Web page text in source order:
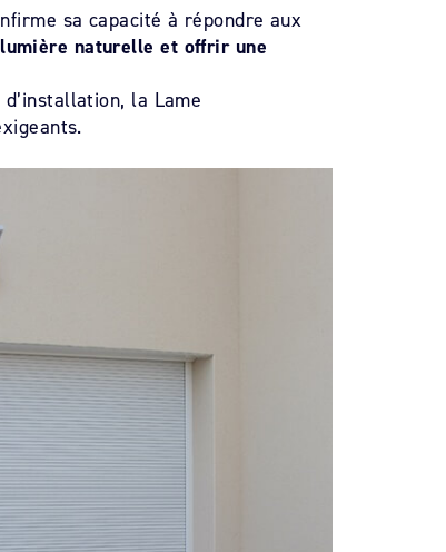
sa capacité à répondre aux
naturelle et offrir une
la Lame